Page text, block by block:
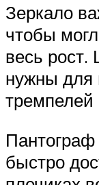
Зеркало
чтобы
весь рост.
нужны для
быстро